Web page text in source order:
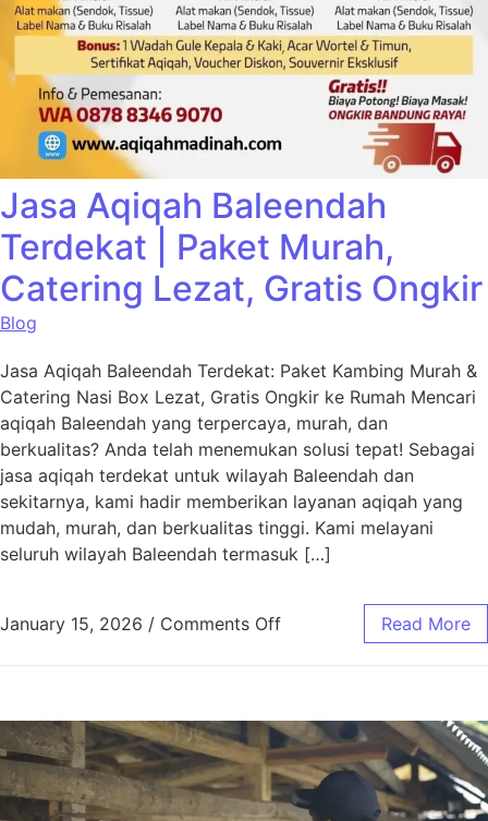
Jasa Aqiqah Baleendah
Terdekat | Paket Murah,
Catering Lezat, Gratis Ongkir
Blog
Jasa Aqiqah Baleendah Terdekat: Paket Kambing Murah &
Catering Nasi Box Lezat, Gratis Ongkir ke Rumah Mencari
aqiqah Baleendah yang terpercaya, murah, dan
berkualitas? Anda telah menemukan solusi tepat! Sebagai
jasa aqiqah terdekat untuk wilayah Baleendah dan
sekitarnya, kami hadir memberikan layanan aqiqah yang
mudah, murah, dan berkualitas tinggi. Kami melayani
seluruh wilayah Baleendah termasuk […]
January 15, 2026 / Comments Off Read More